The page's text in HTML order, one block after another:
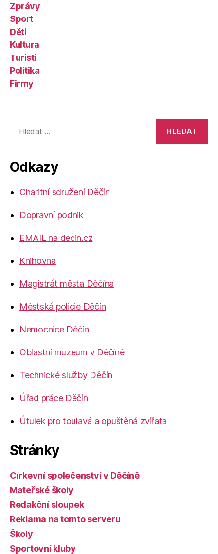
Zprávy
Sport
Děti
Kultura
Turisti
Politika
Firmy
vyhledávání:
Odkazy
Charitní sdružení Děčín
Dopravní podnik
EMAIL na decin.cz
Knihovna
Magistrát města Děčína
Městská policie Děčín
Nemocnice Děčín
Oblastní muzeum v Děčíně
Technické služby Děčín
Úřad práce Děčín
Útulek pro toulavá a opuštěná zvířata
Stránky
Církevní společenství v Děčíně
Mateřské školy
Redakční sloupek
Reklama na tomto serveru
Školy
Sportovní kluby